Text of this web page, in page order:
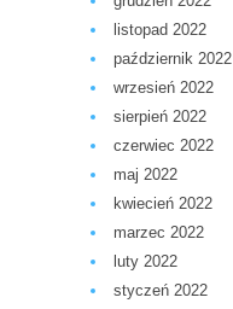
listopad 2022
październik 2022
wrzesień 2022
sierpień 2022
czerwiec 2022
maj 2022
kwiecień 2022
marzec 2022
luty 2022
styczeń 2022